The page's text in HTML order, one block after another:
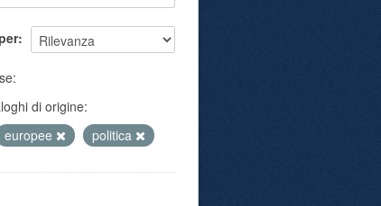
di origine:
europee politica